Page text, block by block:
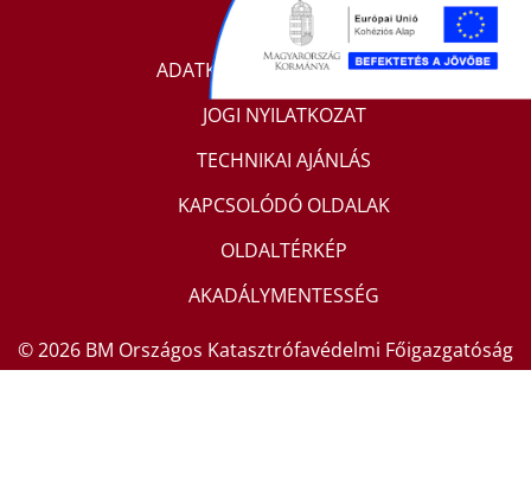
IMPRESSZUM
ADATKEZELÉSI TÁJÉKOZTATÓ
JOGI NYILATKOZAT
TECHNIKAI AJÁNLÁS
KAPCSOLÓDÓ OLDALAK
OLDALTÉRKÉP
AKADÁLYMENTESSÉG
© 2026 BM Országos Katasztrófavédelmi Főigazgatóság